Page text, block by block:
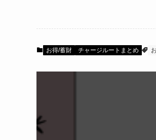
楽天ギフトカード
現
)から
お得/蓄財 チャージルートまとめ